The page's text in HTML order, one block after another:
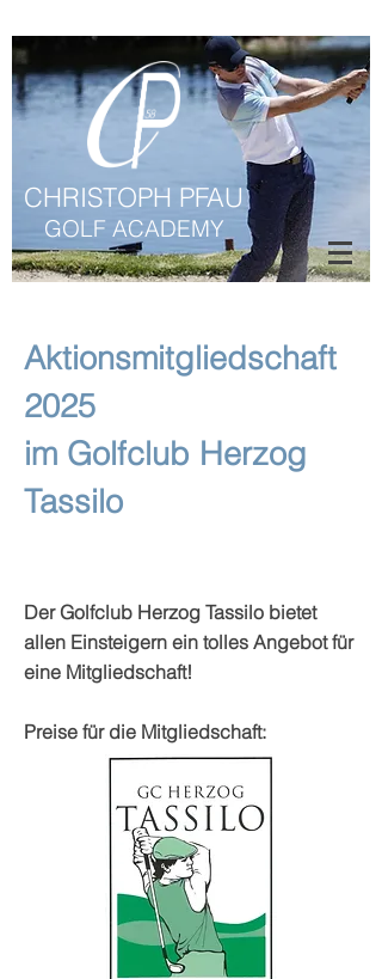
CHRISTOPH PFAU
GOLF ACADEMY
Aktionsmitgliedschaft
2025
im Golfclub Herzog
Tassilo
Der Golfclub Herzog Tassilo bietet
allen Einsteigern ein tolles Angebot für
eine Mitgliedschaft!
​​Preise für die Mitgliedschaft: